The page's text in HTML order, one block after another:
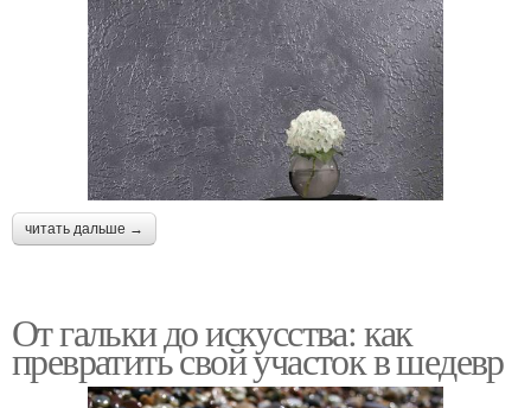
читать дальше →
От гальки до искусства: как
превратить свой участок в шедевр